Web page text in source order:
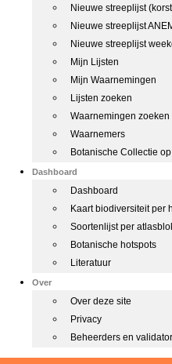
Nieuwe streeplijst
Nieuwe streeplijst
Nieuwe streeplijst
Mijn Lijsten
Mijn Waarnemingen
Lijsten zoeken
Waarnemingen zoeken
Waarnemers
Botanische Collectie
Dashboard
Dashboard
Kaart biodiversiteit per
Soortenlijst per
Botanische hotspots
Literatuur
Over
Over deze site
Privacy
Beheerders en